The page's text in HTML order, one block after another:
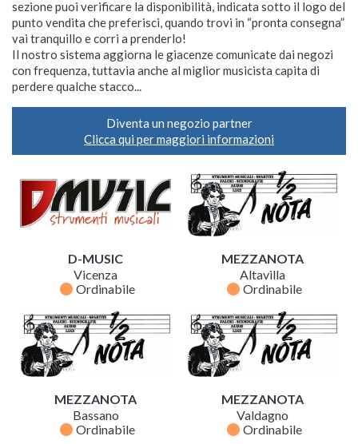
sezione puoi verificare la disponibilità, indicata sotto il logo del
punto vendita che preferisci, quando trovi in “pronta consegna”
vai tranquillo e corri a prenderlo!
Il nostro sistema aggiorna le giacenze comunicate dai negozi
con frequenza, tuttavia anche al miglior musicista capita di
perdere qualche stacco...
Diventa un negozio partner
Clicca qui per maggiori informazioni
D-MUSIC
Vicenza
fiber_manual_record Ordinabile
MEZZANOTA
Altavilla
fiber_manual_record Ordinabile
MEZZANOTA
Bassano
fiber_manual_record Ordinabile
MEZZANOTA
Valdagno
fiber_manual_record Ordinabile